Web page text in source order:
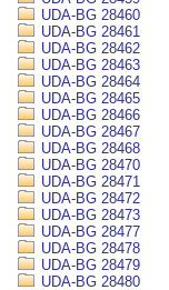
UDA-BG 28460
UDA-BG 28461
UDA-BG 28462
UDA-BG 28463
UDA-BG 28464
UDA-BG 28465
UDA-BG 28466
UDA-BG 28467
UDA-BG 28468
UDA-BG 28470
UDA-BG 28471
UDA-BG 28472
UDA-BG 28473
UDA-BG 28477
UDA-BG 28478
UDA-BG 28479
UDA-BG 28480